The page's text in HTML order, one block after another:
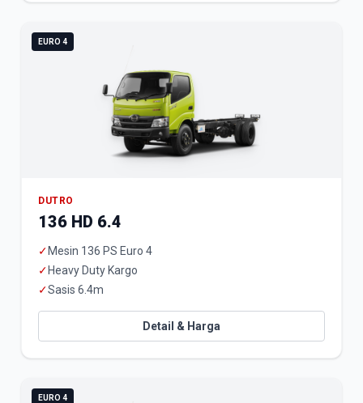
EURO 4
DUTRO
136 HD 6.4
✓ Mesin 136 PS Euro 4
✓ Heavy Duty Kargo
✓Sasis 6.4m
Detail & Harga
EURO 4